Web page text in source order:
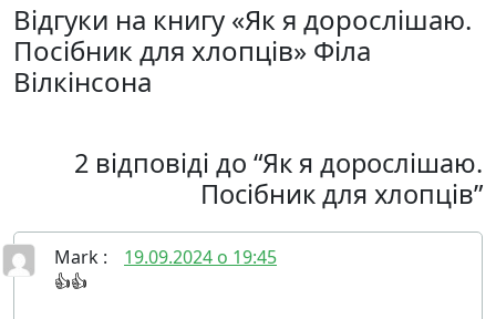
Відгуки на книгу «Як я дорослішаю.
Посібник для хлопців» Філа
Вілкінсона
2 відповіді до “Як я дорослішаю.
Посібник для хлопців”
Mark : 19.09.2024 о 19:45
👍👍